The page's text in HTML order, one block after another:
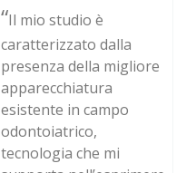
“Il mio studio è
caratterizzato dalla
presenza della migliore
apparecchiatura
esistente in campo
odontoiatrico,
tecnologia che mi